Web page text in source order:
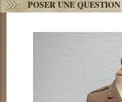
POSER UNE QUESTION